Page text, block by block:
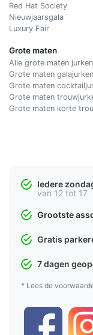
Red Hat Society
Nieuwjaarsgala
Luxury Fair
Grote maten
Alle grote maten jurken
Grote maten galajurken
Grote maten
Grote maten
Grote maten korte
Iedere
van 12 tot 17
Grootste
Gratis
7 dagen
* Lees de